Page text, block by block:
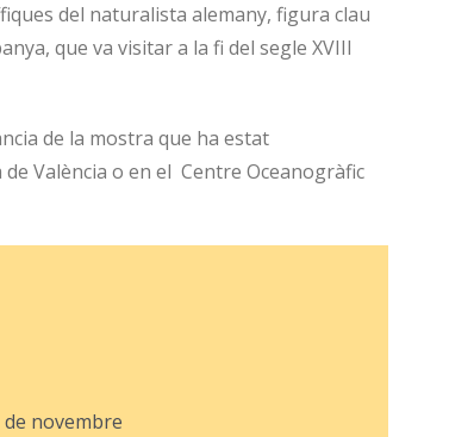
del naturalista alemany, figura clau
que va visitar a la fi del segle XVIII
de la mostra que ha estat
València o en el Centre Oceanogràfic
de novembre